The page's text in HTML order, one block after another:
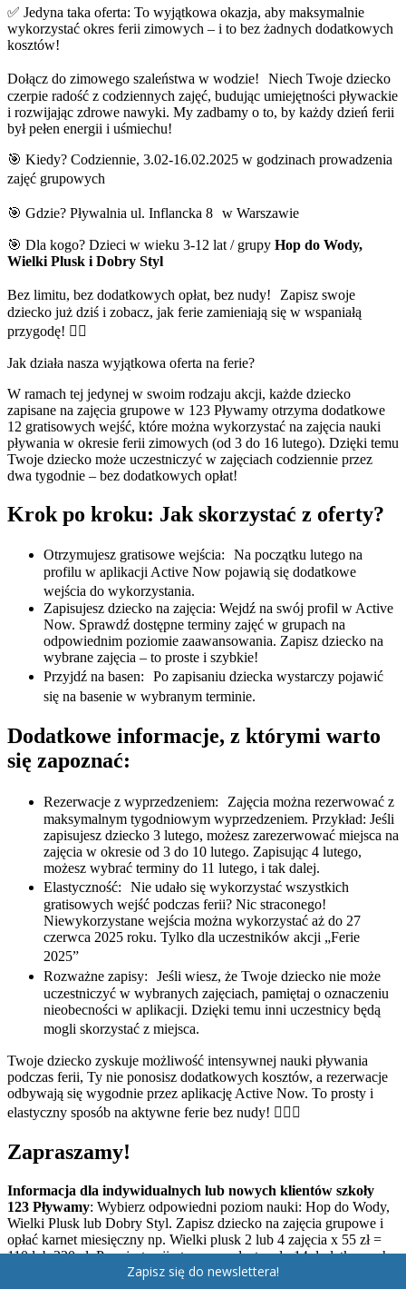
✅ Jedyna taka oferta: To wyjątkowa okazja, aby maksymalnie
wykorzystać okres ferii zimowych – i to bez żadnych dodatkowych
kosztów!
Dołącz do zimowego szaleństwa w wodzie! Niech Twoje dziecko
czerpie radość z codziennych zajęć, budując umiejętności pływackie
i rozwijając zdrowe nawyki. My zadbamy o to, by każdy dzień ferii
był pełen energii i uśmiechu!
🎯 Kiedy? Codziennie, 3.02-16.02.2025 w godzinach prowadzenia
zajęć grupowych
🎯 Gdzie? Pływalnia ul. Inflancka 8 w Warszawie
🎯 Dla kogo? Dzieci w wieku 3-12 lat / grupy Hop do Wody,
Wielki Plusk i Dobry Styl
Bez limitu, bez dodatkowych opłat, bez nudy! Zapisz swoje
dziecko już dziś i zobacz, jak ferie zamieniają się w wspaniałą
przygodę! 🏊‍♀️
Jak działa nasza wyjątkowa oferta na ferie?
W ramach tej jedynej w swoim rodzaju akcji, każde dziecko
zapisane na zajęcia grupowe w 123 Pływamy otrzyma dodatkowe
12 gratisowych wejść, które można wykorzystać na zajęcia nauki
pływania w okresie ferii zimowych (od 3 do 16 lutego). Dzięki temu
Twoje dziecko może uczestniczyć w zajęciach codziennie przez
dwa tygodnie – bez dodatkowych opłat!
Krok po kroku: Jak skorzystać z oferty?
Otrzymujesz gratisowe wejścia: Na początku lutego na
profilu w aplikacji Active Now pojawią się dodatkowe
wejścia do wykorzystania.
Zapisujesz dziecko na zajęcia: Wejdź na swój profil w Active
Now. Sprawdź dostępne terminy zajęć w grupach na
odpowiednim poziomie zaawansowania. Zapisz dziecko na
wybrane zajęcia – to proste i szybkie!
Przyjdź na basen: Po zapisaniu dziecka wystarczy pojawić
się na basenie w wybranym terminie.
Dodatkowe informacje, z którymi warto
się zapoznać:
Rezerwacje z wyprzedzeniem: Zajęcia można rezerwować z
maksymalnym tygodniowym wyprzedzeniem. Przykład: Jeśli
zapisujesz dziecko 3 lutego, możesz zarezerwować miejsca na
zajęcia w okresie od 3 do 10 lutego. Zapisując 4 lutego,
możesz wybrać terminy do 11 lutego, i tak dalej.
Elastyczność: Nie udało się wykorzystać wszystkich
gratisowych wejść podczas ferii? Nic straconego!
Niewykorzystane wejścia można wykorzystać aż do 27
czerwca 2025 roku. Tylko dla uczestników akcji „Ferie
2025”
Rozważne zapisy: Jeśli wiesz, że Twoje dziecko nie może
uczestniczyć w wybranych zajęciach, pamiętaj o oznaczeniu
nieobecności w aplikacji. Dzięki temu inni uczestnicy będą
mogli skorzystać z miejsca.
Twoje dziecko zyskuje możliwość intensywnej nauki pływania
podczas ferii, Ty nie ponosisz dodatkowych kosztów, a rezerwacje
odbywają się wygodnie przez aplikację Active Now. To prosty i
elastyczny sposób na aktywne ferie bez nudy! 🏊‍♀️🌟
Zapraszamy!
Informacja dla indywidualnych lub nowych klientów szkoły
123 Pływamy: Wybierz odpowiedni poziom nauki: Hop do Wody,
Wielki Plusk lub Dobry Styl. Zapisz dziecko na zajęcia grupowe i
opłać karnet miesięczny np. Wielki plusk 2 lub 4 zajęcia x 55 zł =
110 lub 220 zł. Po rejestracji otrzymasz dostęp do 14 dodatkowych
wejść w ferie (3.02-16.02.2025).Zapisz się do newslettera!